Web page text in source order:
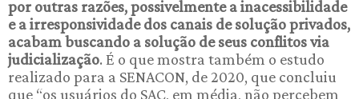
por outras razões, possivelmente a inacessibilidade
e a irresponsividade dos canais de solução privados,
acabam buscando a solução de seus conflitos via
judicialização. É o que mostra também o estudo
realizado para a SENACON, de 2020, que concluiu
que “os usuários do SAC, em média, não percebem